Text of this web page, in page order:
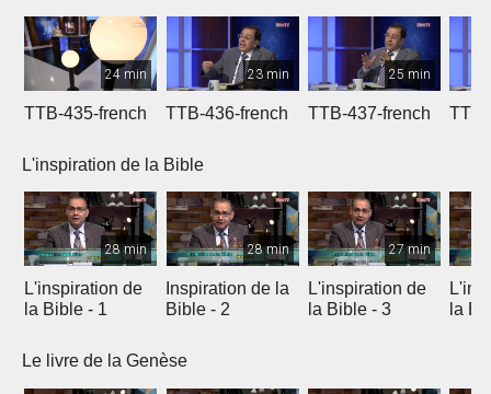
24 min
TTB-435-french
23 min
TTB-436-french
25 min
TTB-437-french
L'inspiration de la Bible
28 min
L'inspiration de
la Bible - 1
28 min
Inspiration de la
Bible - 2
27 min
L'inspiration de
la Bible - 3
la
Le livre de la Genèse